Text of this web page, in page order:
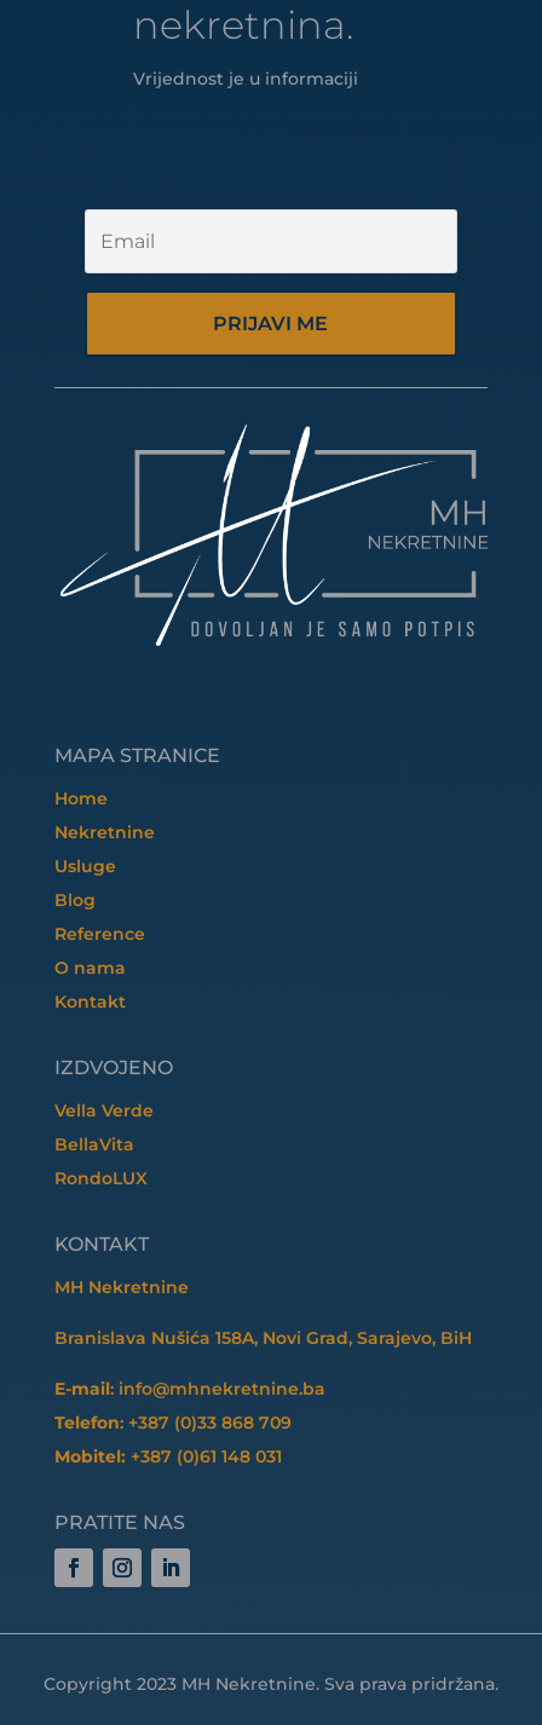
nekretnina.
Vrijednost je u informaciji
PRIJAVI ME
MAPA STRANICE
Home
Nekretnine
Usluge
Blog
Reference
O nama
Kontakt
IZDVOJENO
Vella Verde
BellaVita
RondoLUX
KONTAKT
MH Nekretnine
Branislava Nušića 158A, Novi Grad, Sarajevo, BiH
E-mail: info@mhnekretnine.ba
Telefon: +387 (0)33 868 709
Mobitel: +387 (0)61 148 031
PRATITE NAS
Copyright 2023 MH Nekretnine. Sva prava pridržana.